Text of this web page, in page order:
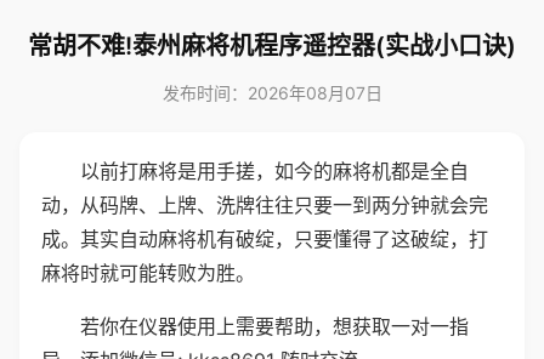
常胡不难!泰州麻将机程序遥控器(实战小口诀)
发布时间：2026年08月07日
以前打麻将是用手搓，如今的麻将机都是全自
动，从码牌、上牌、洗牌往往只要一到两分钟就会完
成。其实自动麻将机有破绽，只要懂得了这破绽，打
麻将时就可能转败为胜。
若你在仪器使用上需要帮助，想获取一对一指